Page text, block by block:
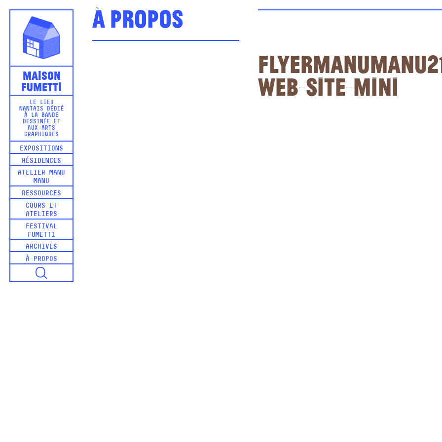
Maison
Fumetti
LE LIEU
NANTAIS DÉDIÉ
À LA BANDE
DESSINÉE ET
AUX ARTS
GRAPHIQUES
EXPOSITIONS
RÉSIDENCES
ATELIER MANU
MANU
RESSOURCES
COURS ET
ATELIERS
FESTIVAL
FUMETTI
ARCHIVES
À PROPOS
À propos
WEB-site-mini